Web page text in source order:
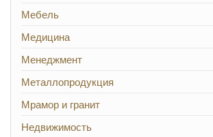
Мебель
Медицина
Менеджмент
Металлопродукция
Мрамор и гранит
Недвижимость